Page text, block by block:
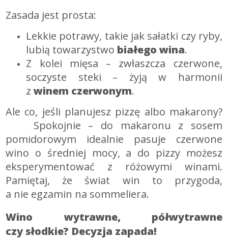
Zasada jest prosta:
Lekkie potrawy, takie jak sałatki czy ryby,
lubią towarzystwo białego wina.
Z kolei mięsa – zwłaszcza czerwone,
soczyste steki – żyją w harmonii
zwinem czerwonym.
Ale co, jeśli planujesz pizzę albo makarony?
Spokojnie – do makaronu z sosem
pomidorowym idealnie pasuje czerwone
wino o średniej mocy, a do pizzy możesz
eksperymentować z różowymi winami.
Pamiętaj, że świat win to przygoda,
a nie egzamin na sommeliera.
Wino wytrawne, półwytrawne
czy słodkie? Decyzja zapada!